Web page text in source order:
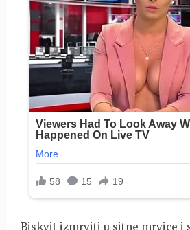
Biskvit izmrviti u sitne mrvice i